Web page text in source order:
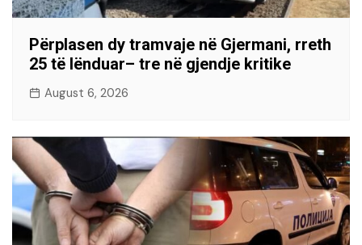
Përplasen dy tramvaje në Gjermani, rreth
25 të lënduar– tre në gjendje kritike
August 6, 2026